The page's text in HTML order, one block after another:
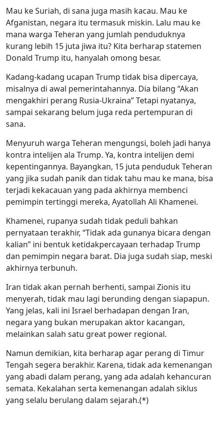
Mau ke Suriah, di sana juga masih kacau. Mau ke
Afganistan, negara itu termasuk miskin. Lalu mau ke
mana warga Teheran yang jumlah penduduknya
kurang lebih 15 juta jiwa itu? Kita berharap statemen
Donald Trump itu, hanyalah omong besar.
Kadang-kadang ucapan Trump tidak bisa dipercaya,
misalnya di awal pemerintahannya. Dia bilang “Akan
mengakhiri perang Rusia-Ukraina” Tetapi nyatanya,
sampai sekarang belum juga reda pertempuran di
sana.
Menyuruh warga Teheran mengungsi, boleh jadi hanya
kontra intelijen ala Trump. Ya, kontra intelijen demi
kepentingannya. Bayangkan, 15 juta penduduk Teheran
yang jika sudah panik dan tidak tahu mau ke mana, bisa
terjadi kekacauan yang pada akhirnya membenci
pemimpin tertinggi mereka, Ayatollah Ali Khamenei.
Khamenei, rupanya sudah tidak peduli bahkan
pernyataan terakhir, “Tidak ada gunanya bicara dengan
kalian” ini bentuk ketidakpercayaan terhadap Trump
dan pemimpin negara barat. Dia juga sudah siap, meski
akhirnya terbunuh.
Iran tidak akan pernah berhenti, sampai Zionis itu
menyerah, tidak mau lagi berunding dengan siapapun.
Yang jelas, kali ini Israel berhadapan dengan Iran,
negara yang bukan merupakan aktor kacangan,
melainkan salah satu great power regional.
Namun demikian, kita berharap agar perang di Timur
Tengah segera berakhir. Karena, tidak ada kemenangan
yang abadi dalam perang, yang ada adalah kehancuran
semata. Kekalahan serta kemenangan adalah siklus
yang selalu berulang dalam sejarah.(*)